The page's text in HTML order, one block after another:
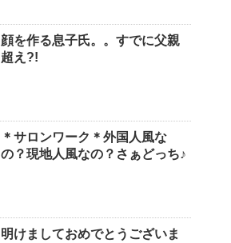
顔を作る息子氏。。すでに父親
超え?!
＊サロンワーク＊外国人風な
の？現地人風なの？さぁどっち♪
明けましておめでとうございま